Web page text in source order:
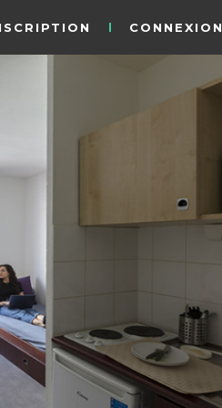
CONNEXION